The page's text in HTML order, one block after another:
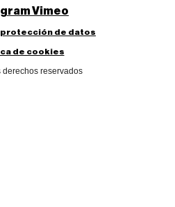
Vimeo
protección de datos
de cookies
derechos reservados